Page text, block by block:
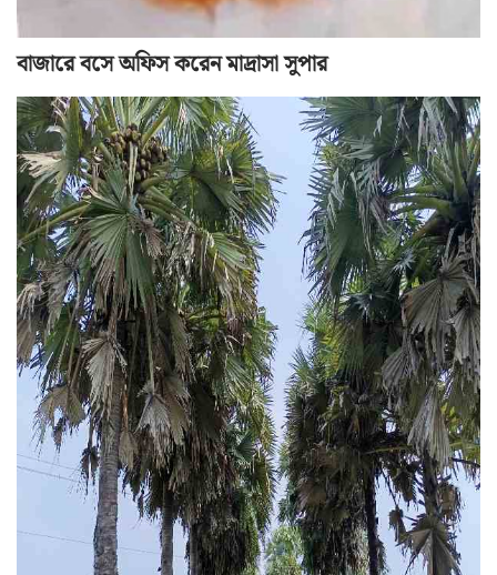
বাজারে বসে অফিস করেন মাদ্রাসা সুপার